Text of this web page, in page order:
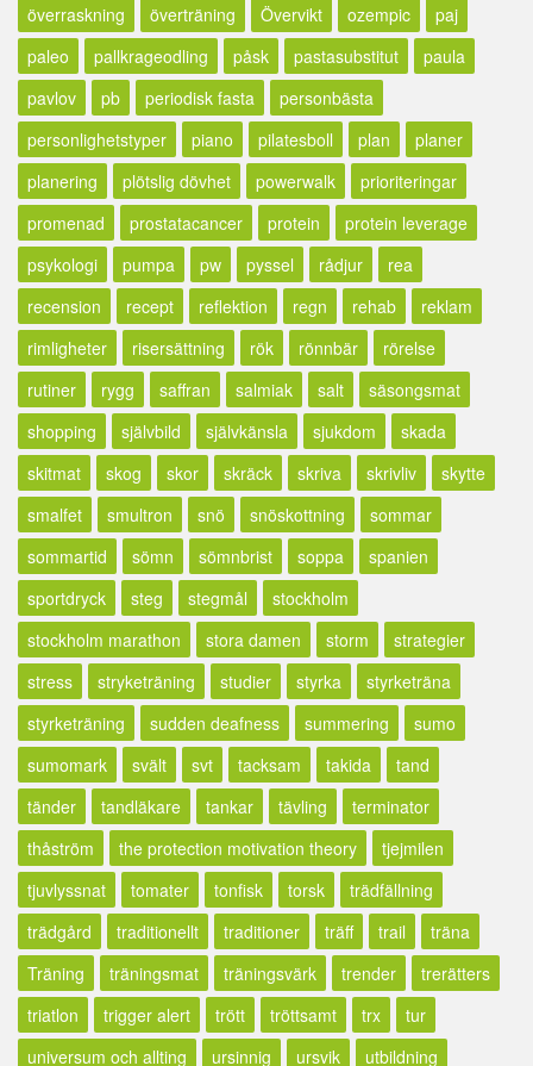
överraskning
överträning Övervikt ozempic
paj
paleo
pallkrageodling påsk pastasubstitut
paula
pavlov
pb periodisk fasta
personbästa
personlighetstyper
piano pilatesboll plan
planer
planering
plötslig dövhet powerwalk
prioriteringar
promenad
prostatacancer protein
protein leverage
psykologi
pumpa pw pyssel rådjur
rea
recension
recept reflektion regn rehab
reklam
rimligheter
risersättning rök rönnbär
rörelse
rutiner
rygg saffran salmiak salt
säsongsmat
shopping
självbild självkänsla sjukdom
skada
skitmat
skog skor skräck skriva skrivliv
skytte
smalfet
smultron snö snöskottning
sommar
sommartid
sömn sömnbrist soppa
spanien
sportdryck
steg stegmål
stockholm
stockholm marathon
stora damen storm
strategier
stress
stryketräning studier styrka
styrketräna
styrketräning
sudden deafness summering
sumo
sumomark
svält svt tacksam takida
tand
tänder
tandläkare tankar tävling
terminator
thåström
the protection motivation theory
tjejmilen
tjuvlyssnat
tomater tonfisk torsk
trädfällning
trädgård
traditionellt traditioner träff trail
träna
Träning
träningsmat träningsvärk trender
trerätters
triatlon
trigger alert trött tröttsamt trx
tur
universum och allting
ursinnig ursvik
utbildning